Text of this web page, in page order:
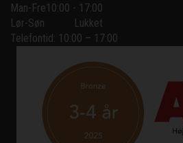
Man-Fre10:00 - 17:00
Lør-Søn
Lukket
Telefontid: 10:00 – 17:00